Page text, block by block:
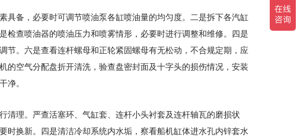
备，必要时可调节喷油泵各缸喷油量的均匀度。二是拆下各汽缸
查喷油器的喷油压力和喷雾情形，必要时进行调整和维修。四是
。六是查看连杆螺母和正轮紧固螺母有无松动，不合规定期，应
空气分配盘折开清洗，验查盘密封面及十字头的损伤情况，安装
净。
理。严查活塞环、气缸套、连杆小头衬套及连杆轴瓦的磨损状
换新。四是清洁冷却系统内水垢，察看船机缸体进水孔内锌套水